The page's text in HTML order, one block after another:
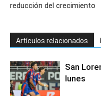
reducción del crecimiento
Artículos relacionados
San
lunes